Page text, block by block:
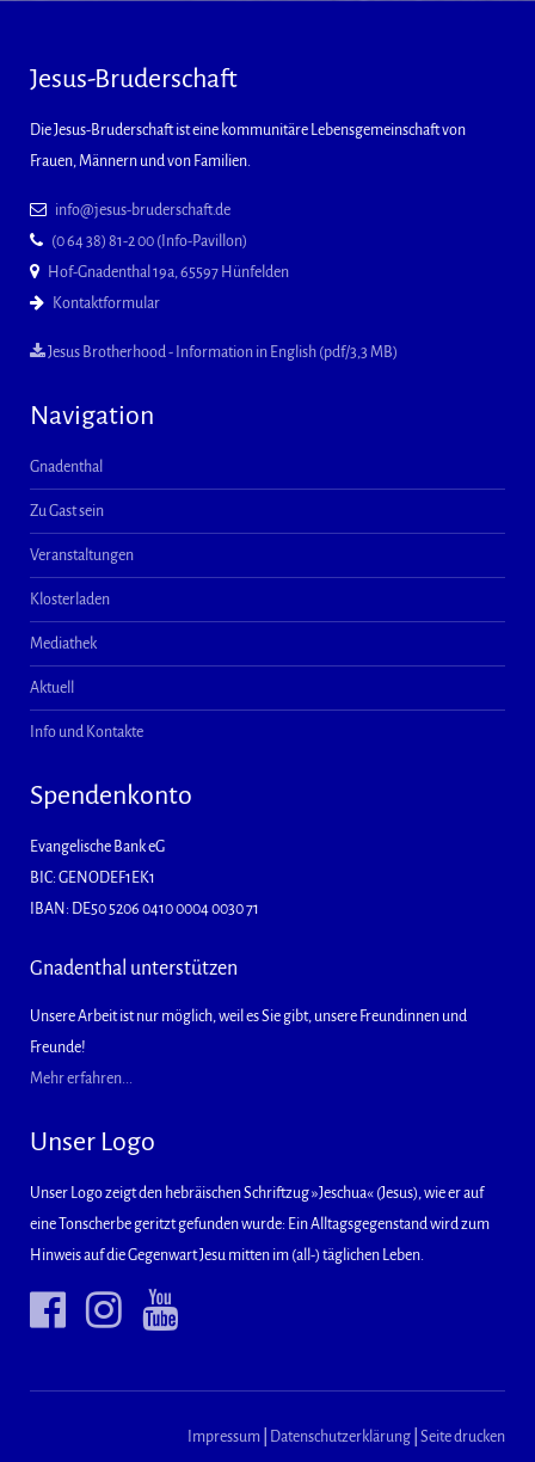
Jesus-Bruderschaft
Die Jesus-Bruderschaft ist eine kommunitäre Lebensgemeinschaft von
Frauen, Männern und von Familien.
info@jesus-bruderschaft.de
(0 64 38) 81-2 00 (Info-Pavillon)
Hof-Gnadenthal 19a, 65597 Hünfelden
Kontaktformular
Jesus Brotherhood - Information in English (pdf/3,3 MB)
Navigation
Gnadenthal
Zu Gast sein
Veranstaltungen
Klosterladen
Mediathek
Aktuell
Info und Kontakte
Spendenkonto
Evangelische Bank eG
BIC: GENODEF1EK1
IBAN: DE50 5206 0410 0004 0030 71
Gnadenthal unterstützen
Unsere Arbeit ist nur möglich, weil es Sie gibt, unsere Freundinnen und
Freunde!
Mehr erfahren...
Unser Logo
Unser Logo zeigt den hebräischen Schriftzug »Jeschua« (Jesus), wie er auf
eine Tonscherbe geritzt gefunden wurde: Ein Alltagsgegenstand wird zum
Hinweis auf die Gegenwart Jesu mitten im (all-) täglichen Leben.
Impressum Datenschutzerklärung Seite drucken